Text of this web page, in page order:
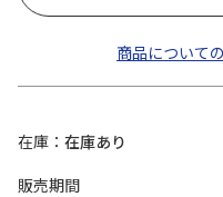
商品について
在庫
在庫あり
販売期間